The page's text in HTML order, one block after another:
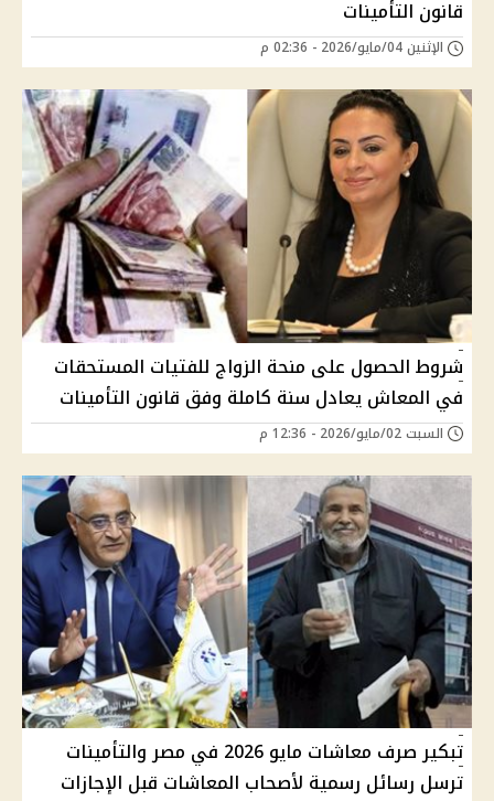
قانون التأمينات
الإثنين 04/مايو/2026 - 02:36 م
شروط الحصول على منحة الزواج للفتيات المستحقات
في المعاش يعادل سنة كاملة وفق قانون التأمينات
السبت 02/مايو/2026 - 12:36 م
تبكير صرف معاشات مايو 2026 في مصر والتأمينات
ترسل رسائل رسمية لأصحاب المعاشات قبل الإجازات